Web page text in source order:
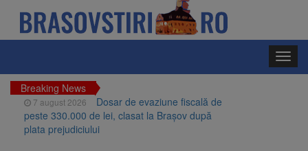
Breaking News
7 august 2026
Dosar de evaziune fiscală de
peste 330.000 de lei, clasat la Brașov după
plata prejudiciului